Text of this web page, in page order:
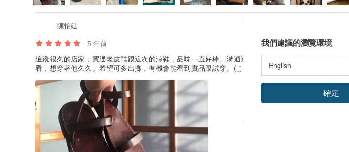
陳怡廷
5 年前
追蹤很久的店家，買過老皮鞋跟這次的涼鞋，品味一直好棒。溝通過程很有耐心，鞋底偏硬但自然好
看，想穿著他久久。希望可多出攤，有機會能看到實品跟試穿。( ¨̮ )
我們建議的瀏覽環境
確定